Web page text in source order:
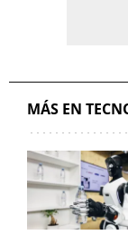
MÁS EN